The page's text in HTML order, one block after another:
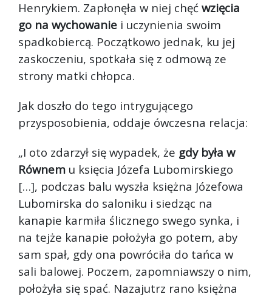
Henrykiem. Zapłonęła w niej chęć wzięcia
go na wychowanie i uczynienia swoim
spadkobiercą. Początkowo jednak, ku jej
zaskoczeniu, spotkała się z odmową ze
strony matki chłopca.
Jak doszło do tego intrygującego
przysposobienia, oddaje ówczesna relacja:
„I oto zdarzył się wypadek, że gdy była w
Równem u księcia Józefa Lubomirskiego
[…], podczas balu wyszła księżna Józefowa
Lubomirska do saloniku i siedząc na
kanapie karmiła ślicznego swego synka, i
na tejże kanapie położyła go potem, aby
sam spał, gdy ona powróciła do tańca w
sali balowej. Poczem, zapomniawszy o nim,
położyła się spać. Nazajutrz rano księżna